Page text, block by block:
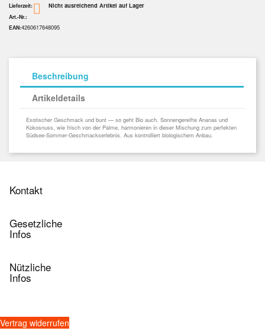
Lieferzeit:  Nicht ausreichend Artikel auf Lager
Art.-Nr.:
EAN:4260617648095
Beschreibung
Artikeldetails
Exotischer Geschmack und bunt — so geht Bio auch. Sonnengereifte Ananas und
Kokosnuss, wie frisch von der Palme, harmonieren in dieser Mischung zum perfekten
Südsee-Sommer-Geschmackserlebnis. Aus kontrolliert biologischem Anbau.
Kontakt
Gesetzliche
Infos
Nützliche
Infos
Vertrag widerrufen